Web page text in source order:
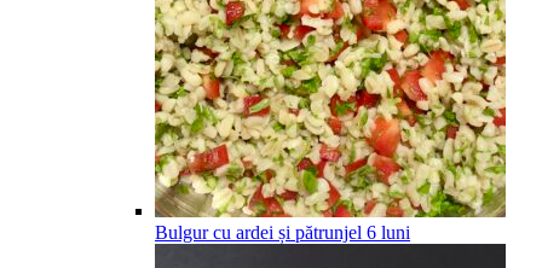
Bulgur cu ardei și pătrunjel 6 luni